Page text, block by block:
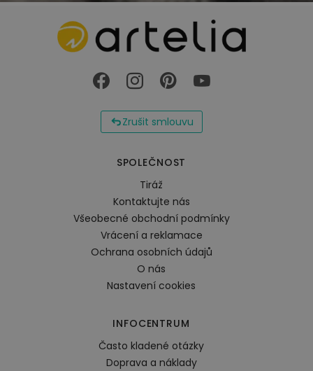
Zrušit smlouvu
SPOLEČNOST
Tiráž
Kontaktujte nás
Všeobecné obchodní podmínky
Vrácení a reklamace
Ochrana osobních údajů
O nás
Nastavení cookies
INFOCENTRUM
Často kladené otázky
Doprava a náklady